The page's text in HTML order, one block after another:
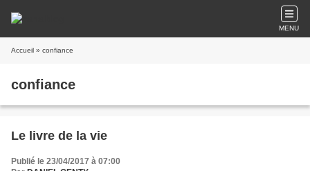
MENU
Accueil » confiance
confiance
Le livre de la vie
Publié le 23/04/2017 à 07:00